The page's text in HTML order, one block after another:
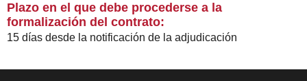
Plazo en el que debe procederse a la
formalización del contrato:
15 días desde la notificación de la adjudicación